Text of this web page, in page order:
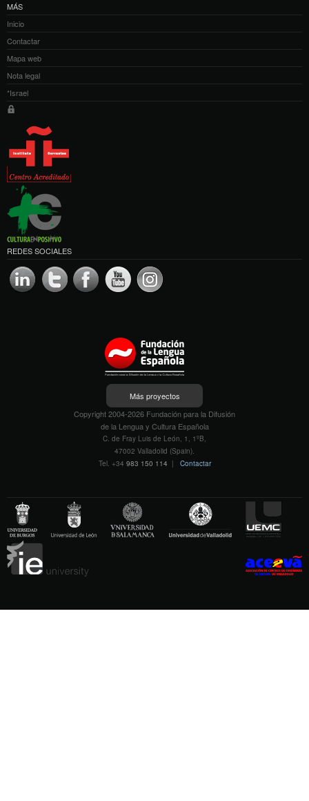
MÁS
Inicio
Contactar
Mapa web
Nota legal
*Israel
REDES SOCIALES
Más proyectos
Copyright 2004-2026 Fundación para la Difusión
de la Lengua y Cultura Española
C. de Fray Luis de León, 1, 1ºB,
47002 Valladolid (Spain).
Tel. +34 983 150 114 | Contactar